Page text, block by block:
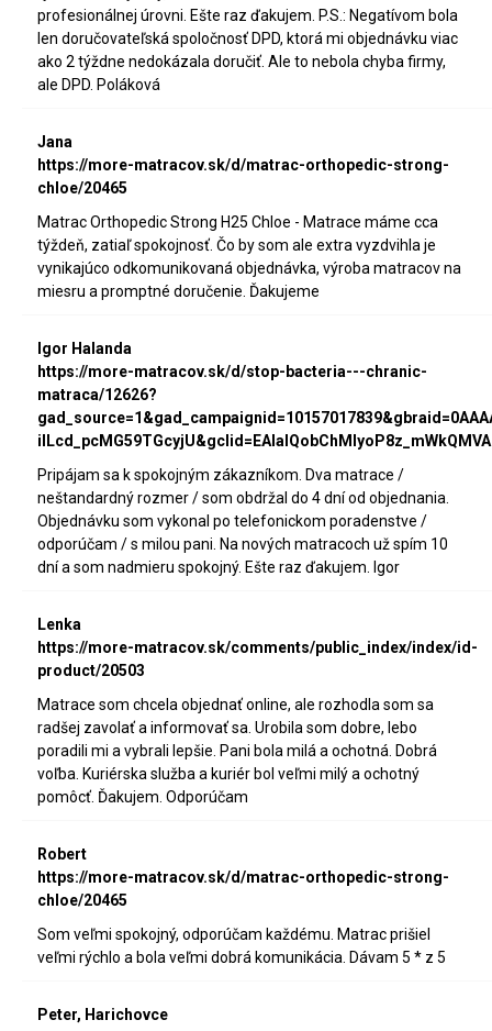
profesionálnej úrovni. Ešte raz ďakujem. P.S.: Negatívom bola
len doručovateľská spoločnosť DPD, ktorá mi objednávku viac
ako 2 týždne nedokázala doručiť. Ale to nebola chyba firmy,
ale DPD. Poláková
Jana
https://more-matracov.sk/d/matrac-orthopedic-strong-
chloe/20465
Matrac Orthopedic Strong H25 Chloe - Matrace máme cca
týždeň, zatiaľ spokojnosť. Čo by som ale extra vyzdvihla je
vynikajúco odkomunikovaná objednávka, výroba matracov na
miesru a promptné doručenie. Ďakujeme
Igor Halanda
https://more-matracov.sk/d/stop-bacteria---chranic-
matraca/12626?
Pripájam sa k spokojným zákazníkom. Dva matrace /
neštandardný rozmer / som obdržal do 4 dní od objednania.
Objednávku som vykonal po telefonickom poradenstve /
odporúčam / s milou pani. Na nových matracoch už spím 10
dní a som nadmieru spokojný. Ešte raz ďakujem. Igor
Lenka
https://more-matracov.sk/comments/public_index/index/id-
product/20503
Matrace som chcela objednať online, ale rozhodla som sa
radšej zavolať a informovať sa. Urobila som dobre, lebo
poradili mi a vybrali lepšie. Pani bola milá a ochotná. Dobrá
voľba. Kuriérska služba a kuriér bol veľmi milý a ochotný
pomôcť. Ďakujem. Odporúčam
Robert
https://more-matracov.sk/d/matrac-orthopedic-strong-
chloe/20465
Som veľmi spokojný, odporúčam každému. Matrac prišiel
veľmi rýchlo a bola veľmi dobrá komunikácia. Dávam 5 * z 5
Peter, Harichovce